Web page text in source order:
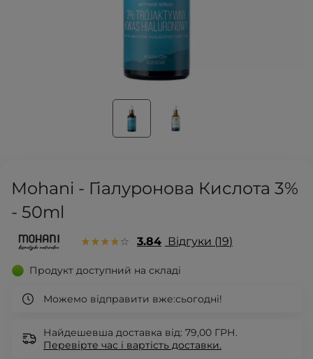
Mohani - Гіалуронова Кислота 3%
- 50ml
3.84 Відгуки 19
Продукт доступний на складі
Можемо відправити вже:сьогодні!
Найдешевша доставка від: 79,00 ГРН.
Перевірте час і вартість доставки.